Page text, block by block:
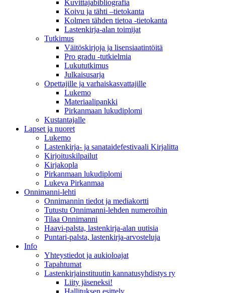
Kuvittaja­bibliografia
Koivu ja tähti –tietokanta
Kolmen tähden tietoa -tietokanta
Lastenkirja-alan toimijat
Tutkimus
Väitöskirjoja ja lisensiaatintöitä
Pro gradu -tutkielmia
Lukututkimus
Julkaisusarja
Opettajille ja varhaiskasvattajille
Lukemo
Materiaalipankki
Pirkanmaan lukudiplomi
Kustantajalle
Lapset ja nuoret
Lukemo
Lastenkirja- ja sanataidefestivaali Kirjalitta
Kirjoituskilpailut
Kirjakopla
Pirkanmaan lukudiplomi
Lukeva Pirkanmaa
Onnimanni-lehti
Onnimannin tiedot ja mediakortti
Tutustu Onnimanni-lehden numeroihin
Tilaa Onnimanni
Haavi-palsta, lastenkirja-alan uutisia
Puntari-palsta, lastenkirja-arvosteluja
Info
Yhteystiedot ja aukioloajat
Tapahtumat
Lastenkirjainstituutin kannatusyhdistys ry
Liity jäseneksi!
Hallituksen esittely